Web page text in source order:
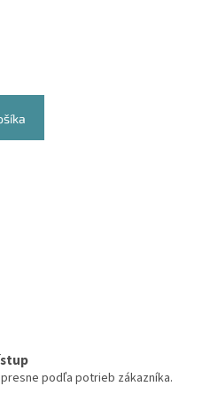
podľa potrieb zákazníka.